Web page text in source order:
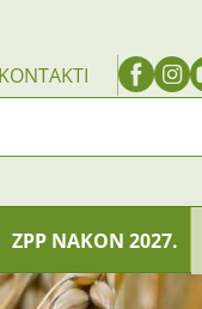
KONTAKTI
ZPP NAKON 2027.